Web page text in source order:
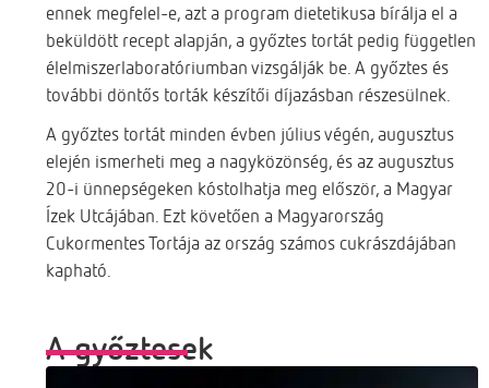
ennek megfelel-e, azt a program dietetikusa bírálja el a
beküldött recept alapján, a győztes tortát pedig független
élelmiszerlaboratóriumban vizsgálják be. A győztes és
további döntős torták készítői díjazásban részesülnek.
A győztes tortát minden évben július végén, augusztus
elején ismerheti meg a nagyközönség, és az augusztus
20-i ünnepségeken kóstolhatja meg először, a Magyar
Ízek Utcájában. Ezt követően a Magyarország
Cukormentes Tortája az ország számos cukrászdájában
kapható.
A győztesek